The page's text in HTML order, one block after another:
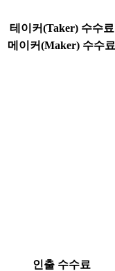
테이커(Taker) 수수료
메이커(Maker) 수수료
인출 수수료